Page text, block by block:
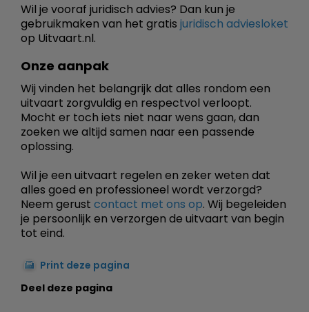
Wil je vooraf juridisch advies? Dan kun je
gebruikmaken van het gratis juridisch adviesloket
op Uitvaart.nl.
Onze aanpak
Wij vinden het belangrijk dat alles rondom een
uitvaart zorgvuldig en respectvol verloopt.
Mocht er toch iets niet naar wens gaan, dan
zoeken we altijd samen naar een passende
oplossing.
Wil je een uitvaart regelen en zeker weten dat
alles goed en professioneel wordt verzorgd?
Neem gerust contact met ons op. Wij begeleiden
je persoonlijk en verzorgen de uitvaart van begin
tot eind.
Print deze pagina
Deel deze pagina